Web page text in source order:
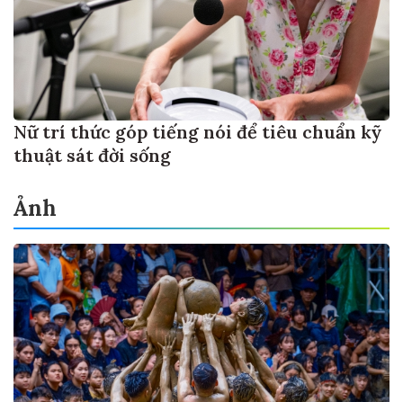
Nữ trí thức góp tiếng nói để tiêu chuẩn kỹ
thuật sát đời sống
Ảnh